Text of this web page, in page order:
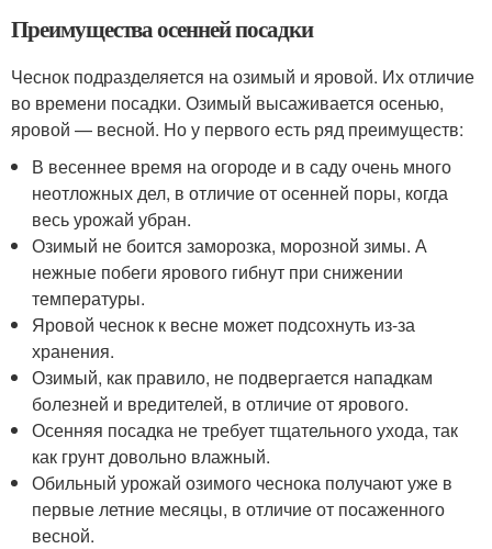
Преимущества осенней посадки
Чеснок подразделяется на озимый и яровой. Их отличие
во времени посадки. Озимый высаживается осенью,
яровой — весной. Но у первого есть ряд преимуществ:
В весеннее время на огороде и в саду очень много
неотложных дел, в отличие от осенней поры, когда
весь урожай убран.
Озимый не боится заморозка, морозной зимы. А
нежные побеги ярового гибнут при снижении
температуры.
Яровой чеснок к весне может подсохнуть из-за
хранения.
Озимый, как правило, не подвергается нападкам
болезней и вредителей, в отличие от ярового.
Осенняя посадка не требует тщательного ухода, так
как грунт довольно влажный.
Обильный урожай озимого чеснока получают уже в
первые летние месяцы, в отличие от посаженного
весной.